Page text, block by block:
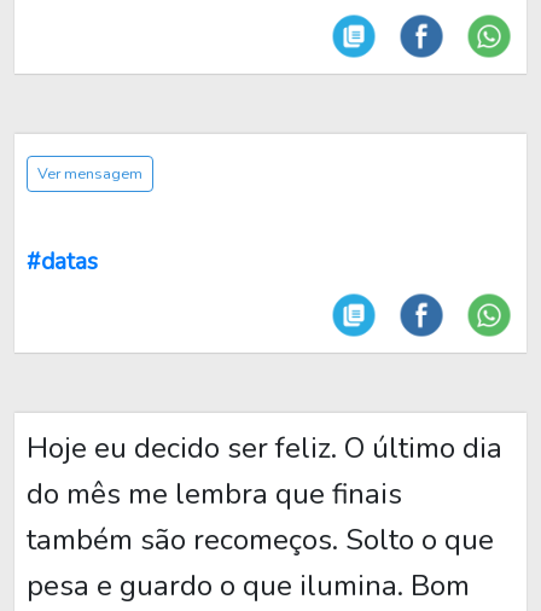
Ver mensagem
#datas
Hoje eu decido ser feliz. O último dia
do mês me lembra que finais
também são recomeços. Solto o que
pesa e guardo o que ilumina. Bom